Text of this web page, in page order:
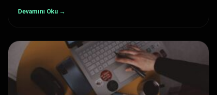
Devamını Oku →